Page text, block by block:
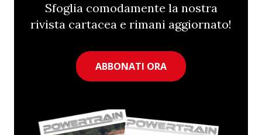
Sfoglia comodamente la nostra
rivista cartacea e rimani aggiornato!
ABBONATI ORA